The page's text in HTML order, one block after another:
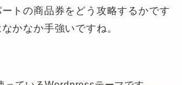
トの商品券をどう攻略するかです
かなか手強いですね。